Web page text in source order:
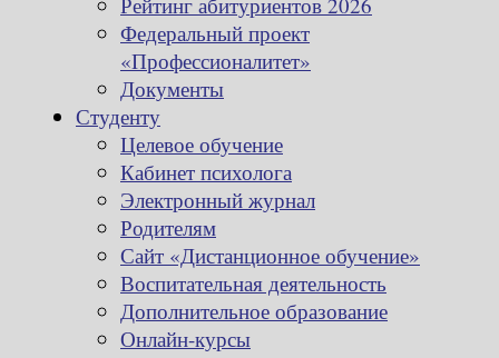
Федеральный проект
«Профессионалитет»
Документы
Студенту
Целевое обучение
Кабинет психолога
Электронный журнал
Родителям
Сайт «Дистанционное обучение»
Воспитательная деятельность
Дополнительное образование
Онлайн-курсы